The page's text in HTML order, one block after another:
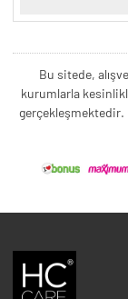
Bu sitede,
kurumlarla